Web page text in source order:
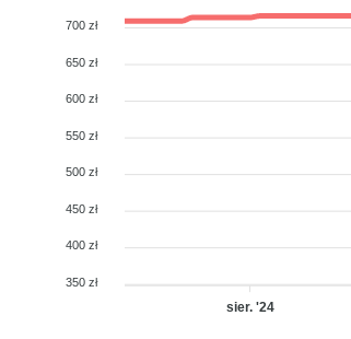
700 zł
650 zł
600 zł
550 zł
500 zł
450 zł
400 zł
350 zł
sier. '24